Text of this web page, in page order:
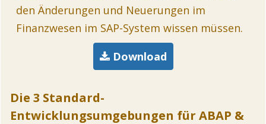
den Änderungen und Neuerungen im
Finanzwesen im SAP-System wissen müssen.
Download
Die 3 Standard-
Entwicklungsumgebungen für ABAP &